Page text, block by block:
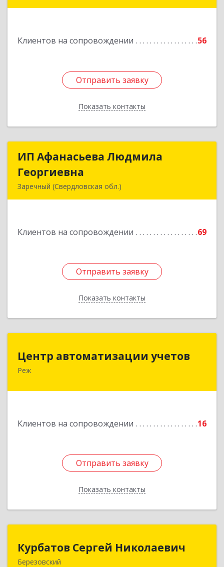
Клиентов на сопровождении 56
Отправить заявку
Показать контакты
Подробнее
Отправить заявку
Назад
ИП Афанасьева Людмила
Георгиевна
Заречный (Свердловская обл.)
Клиентов на сопровождении 69
Отправить заявку
Показать контакты
ИП Афанасьева Людмила
Подробнее
Отправить заявку
Назад
Центр автоматизации учетов
Реж
Клиентов на сопровождении 16
Отправить заявку
Показать контакты
623750, Свердловская обл, Режевской р-н, Реж
Отправить заявку
Назад
Курбатов Сергей Николаевич
Березовский
Курбатов Сергей Николаевич